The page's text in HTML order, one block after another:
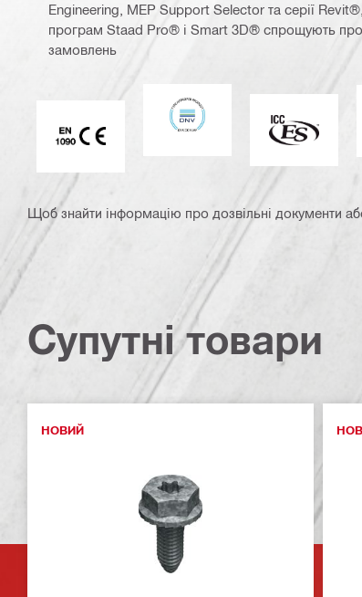
Engineering, MEP Support Selector та серії
програм Staad Pro® і Smart 3D® спрощують
замовлень
Маркування CE EN 1090
DNV
Щоб знайти інформацію про дозвільні документи
Супутні товари
НОВИЙ